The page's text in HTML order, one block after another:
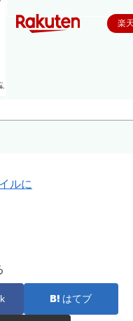
楽
ルに
はてブ